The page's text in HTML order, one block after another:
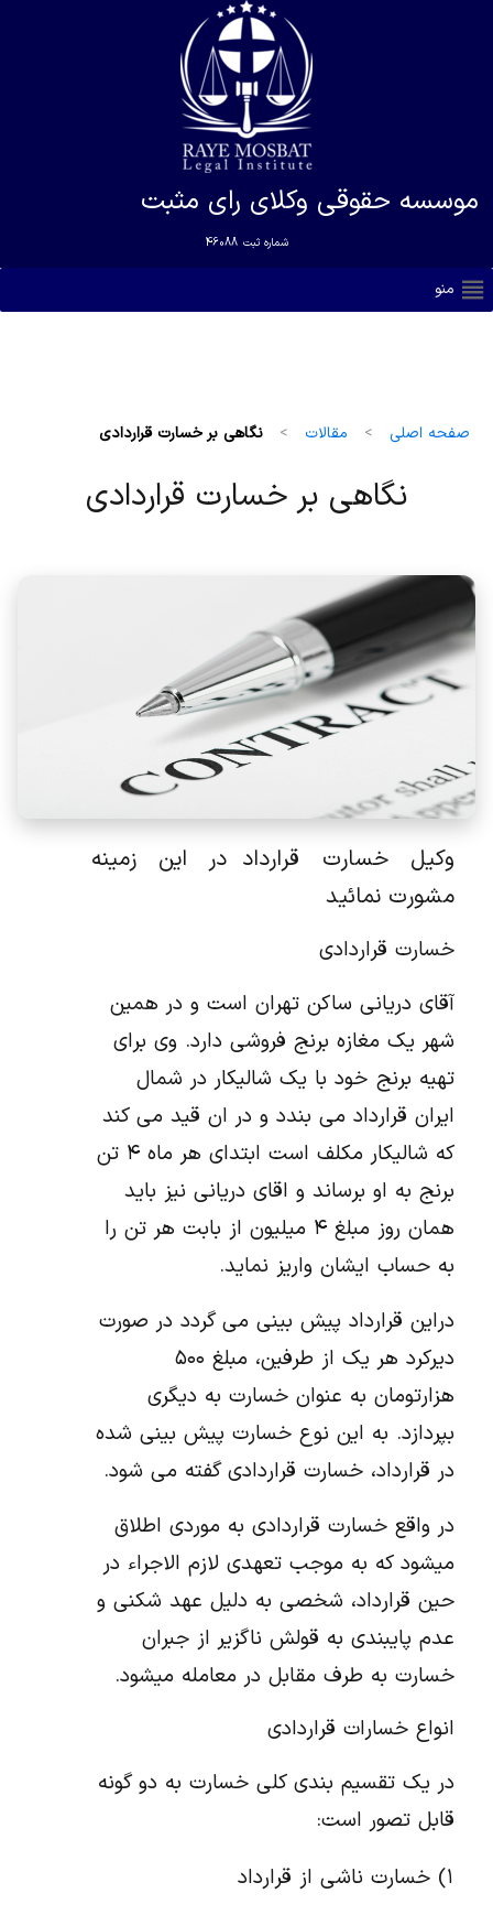
موسسه حقوقی وکلای رای مثبت
شماره ثبت 46088
منو
صفحه اصلی > مقالات > نگاهی بر خسارت قراردادی
نگاهی بر خسارت قراردادی
وکیل خسارت قرارداد در این زمینه
مشورت نمائید
خسارت قراردادی
آقای دریانی ساکن تهران است و در همین
شهر یک مغازه برنج فروشی دارد. وی برای
تهیه برنج خود با یک شالیکار در شمال
ایران قرارداد می بندد و در ان قید می کند
که شالیکار مکلف است ابتدای هر ماه ۴ تن
برنج به او برساند و اقای دریانی نیز باید
همان روز مبلغ ۴ میلیون از بابت هر تن را
به حساب ایشان واریز نماید.
دراین قرارداد پیش بینی می گردد در صورت
دیرکرد هر یک از طرفین، مبلغ ۵۰۰
هزارتومان به عنوان خسارت به دیگری
بپردازد. به این نوع خسارت پیش بینی شده
در قرارداد، خسارت قراردادی گفته می شود.
در واقع خسارت قراردادی به موردی اطلاق
می‎شود كه به موجب تعهدی لازم الاجراء در
حین قرارداد، شخصی به‎ دلیل عهد شکنی و
عدم پایبندی به قولش ناگزير از جبران
خسارت به طرف مقابل در معامله می‎شود.
انواع خسارات قراردادی
در یک تقسیم بندی کلی خسارت به دو گونه
قابل تصور است: